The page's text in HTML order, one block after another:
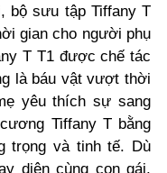
bộ sưu tập Tiffany T
gian cho người phụ
T T1 được chế tác
là báu vật vượt thời
yêu thích sự sang
Tiffany T bằng
trọng và tinh tế. Dù
diện cùng con gái,